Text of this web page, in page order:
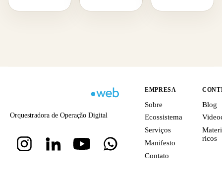
Orquestradora de Operação Digital
EMPRESA
Sobre
Ecossistema
Serviços
Manifesto
Contato
Blog
ricos